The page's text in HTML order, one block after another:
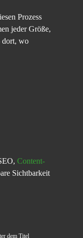
Prozess
jeder Größe,
dort, wo
Content-
Sichtbarkeit
dem Titel